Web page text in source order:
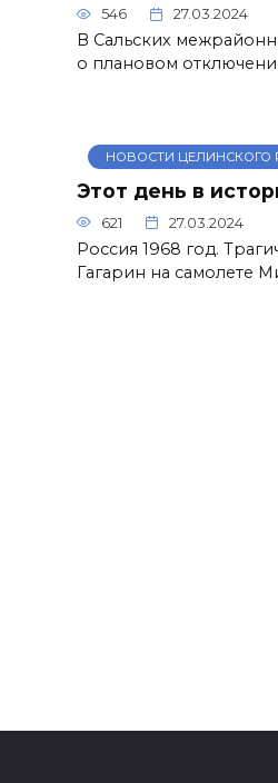
546 27.03.2024
В Сальских
о плановом
НОВОСТИ ЦЕЛИНСКОГО
Этот день в
621 27.03.2024
Россия 1968 год.
Гагарин на самолете